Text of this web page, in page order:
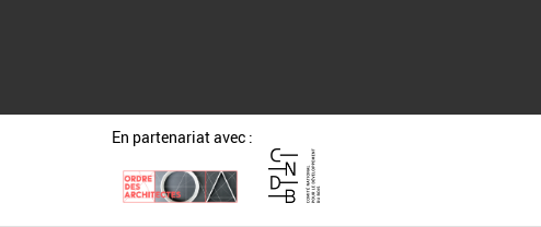
En partenariat avec :